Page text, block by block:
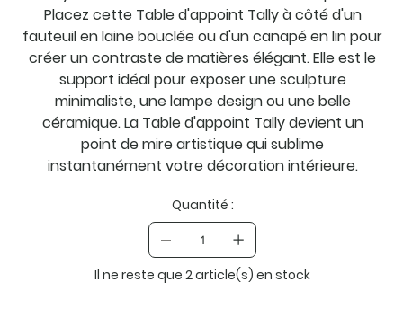
Placez cette Table d'appoint Tally à côté d'un
fauteuil en laine bouclée ou d'un canapé en lin pour
créer un contraste de matières élégant. Elle est le
support idéal pour exposer une sculpture
minimaliste, une lampe design ou une belle
céramique. La Table d'appoint Tally devient un
point de mire artistique qui sublime
instantanément votre décoration intérieure.
Quantité :
Il ne reste que 2 article(s) en stock